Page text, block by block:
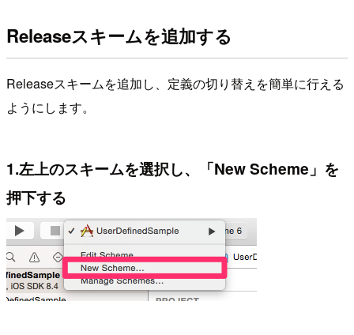
Releaseスキームを追加する
Releaseスキームを追加し、定義の切り替えを簡単に行える
ようにします。
1.左上のスキームを選択し、「New Scheme」を
押下する